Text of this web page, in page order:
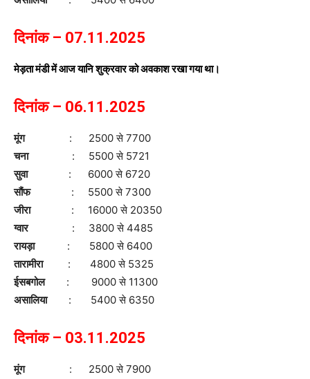
दिनांक – 07.11.2025
मेड़ता मंडी में आज यानि शुक्रवार को अवकाश रखा गया था।
दिनांक – 06.11.2025
मूंग: 2500 से 7700
चना : 5500 से 5721
सुवा : 6000 से 6720
सौंफ
: 5500 से 7300
जीरा : 16000 से 20350
ग्वार
: 3800 से 4485
रायड़ा : 5800 से 6400
तारामीरा: 4800 से 5325
ईसबगोल
: 9000 से 11300
असालिया : 5400 से 6350
दिनांक – 03.11.2025
मूंग: 2500 से 7900